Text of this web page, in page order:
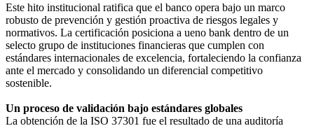
Este hito institucional ratifica que el banco opera bajo un marco
robusto de prevención y gestión proactiva de riesgos legales y
normativos. La certificación posiciona a ueno bank dentro de un
selecto grupo de instituciones financieras que cumplen con
estándares internacionales de excelencia, fortaleciendo la confianza
ante el mercado y consolidando un diferencial competitivo
sostenible.
Un proceso de validación bajo estándares globales
La obtención de la ISO 37301 fue el resultado de una auditoría